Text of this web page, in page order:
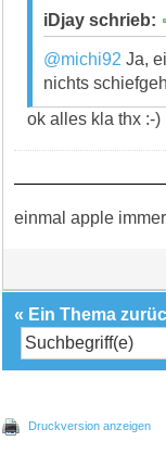
iDjay schrieb:
@michi92 Ja,
nichts
ok alles kla thx :-)
einmal apple
« Ein Thema
Druckversion anzeigen